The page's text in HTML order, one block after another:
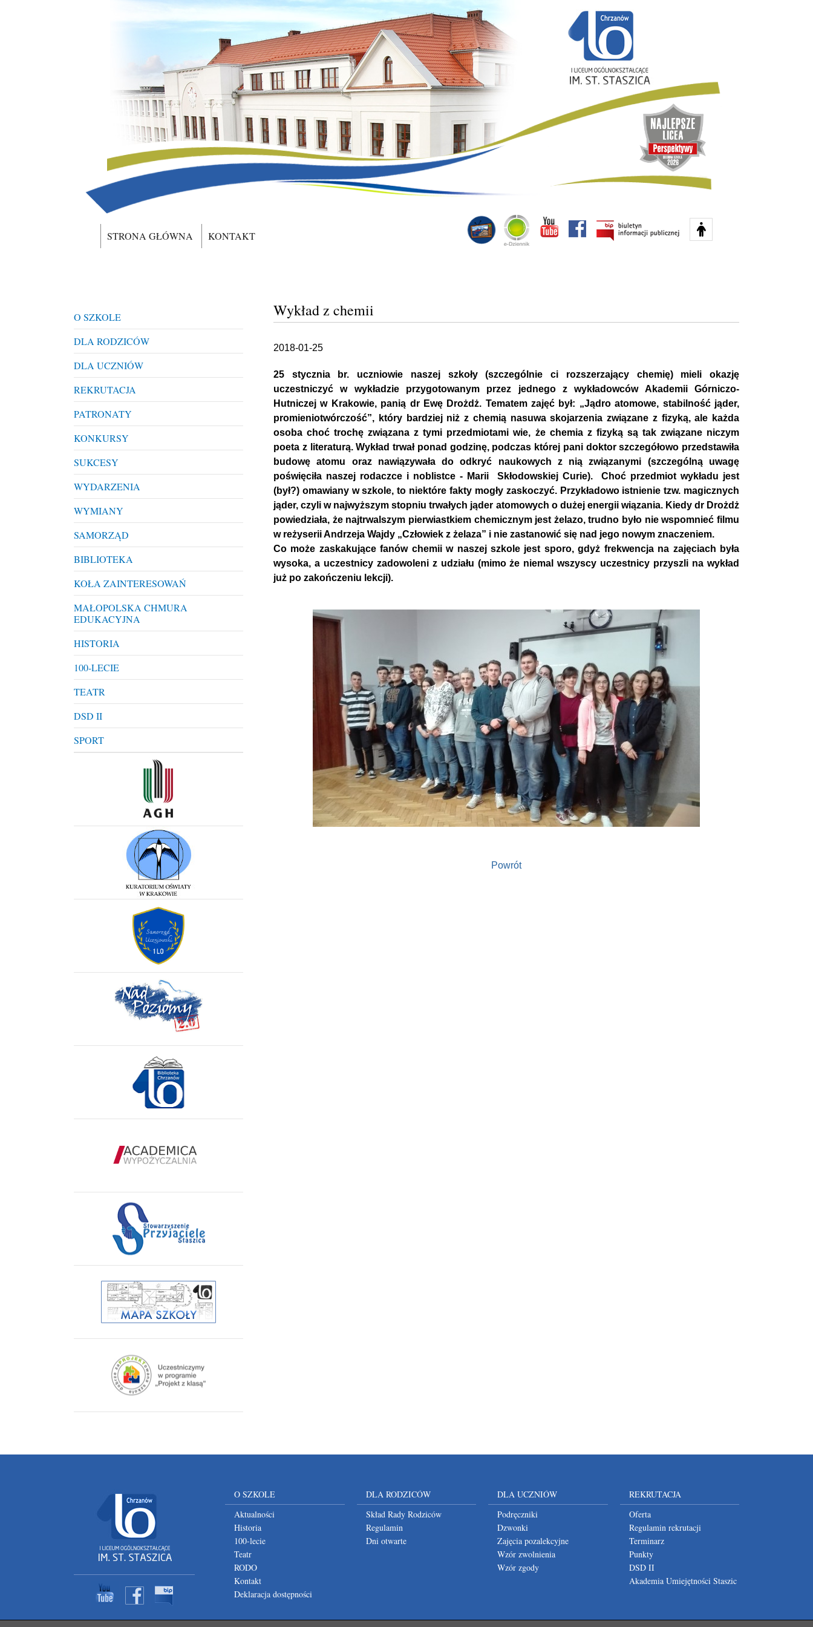
STRONA GŁÓWNA KONTAKT
Wykład z chemii
2018-01-25
25 stycznia br. uczniowie naszej szkoły (szczególnie ci rozszerzający chemię) mieli okazję
uczestniczyć w wykładzie przygotowanym przez jednego z wykładowców Akademii Górniczo-
Hutniczej w Krakowie, panią dr Ewę Drożdż. Tematem zajęć był: „Jądro atomowe, stabilność jąder,
promieniotwórczość”, który bardziej niż z chemią nasuwa skojarzenia związane z fizyką, ale każda
osoba choć trochę związana z tymi przedmiotami wie, że chemia z fizyką są tak związane niczym
poeta z literaturą. Wykład trwał ponad godzinę, podczas której pani doktor szczegółowo przedstawiła
budowę atomu oraz nawiązywała do odkryć naukowych z nią związanymi (szczególną uwagę
poświęciła naszej rodaczce i noblistce - Marii Skłodowskiej Curie). Choć przedmiot wykładu jest
(był?) omawiany w szkole, to niektóre fakty mogły zaskoczyć. Przykładowo istnienie tzw. magicznych
jąder, czyli w najwyższym stopniu trwałych jąder atomowych o dużej energii wiązania. Kiedy dr Drożdż
powiedziała, że najtrwalszym pierwiastkiem chemicznym jest żelazo, trudno było nie wspomnieć filmu
w reżyserii Andrzeja Wajdy „Człowiek z żelaza” i nie zastanowić się nad jego nowym znaczeniem.
Co może zaskakujące fanów chemii w naszej szkole jest sporo, gdyż frekwencja na zajęciach była
wysoka, a uczestnicy zadowoleni z udziału (mimo że niemal wszyscy uczestnicy przyszli na wykład
już po zakończeniu lekcji).
Powrót
O SZKOLE
DLA RODZICÓW
DLA UCZNIÓW
REKRUTACJA
PATRONATY
KONKURSY
SUKCESY
WYDARZENIA
WYMIANY
SAMORZĄD
BIBLIOTEKA
KOŁA ZAINTERESOWAŃ
MAŁOPOLSKA CHMURA
EDUKACYJNA
HISTORIA
100-LECIE
TEATR
DSD II
SPORT
O SZKOLE
Aktualności
Historia
100-lecie
Teatr
RODO
Kontakt
Deklaracja dostępności
DLA RODZICÓW
Skład Rady Rodziców
Regulamin
Dni otwarte
DLA UCZNIÓW
Podręczniki
Dzwonki
Zajęcia pozalekcyjne
Wzór zwolnienia
Wzór zgody
REKRUTACJA
Oferta
Regulamin rekrutacji
Terminarz
Punkty
DSD II
Akademia Umiejętności Staszic